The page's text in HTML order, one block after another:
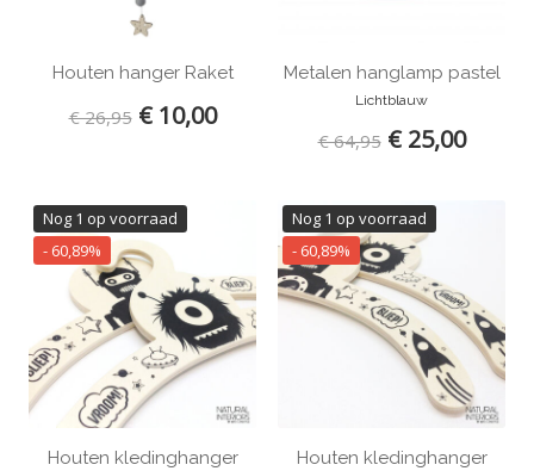
Op het water
Maan en sterren
Lekker spelen
Metalen hanglamp pastel
Lichtblauw
€ 64,95€ 25,00
Houten hanger Raket
€ 26,95€ 10,00
Nog 1 op voorraad
- 60,89%
Houten kledinghanger
Nog 1 op voorraad
- 60,89%
Houten kledinghanger